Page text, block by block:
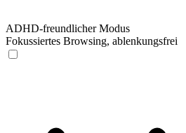
ADHD-freundlicher Modus
Fokussiertes Browsing, ablenkungsfrei